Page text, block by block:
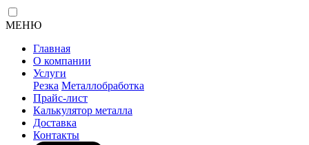
МЕНЮ
Главная
О компании
Услуги
Резка Металлобработка
Прайс-лист
Калькулятор металла
Доставка
Контакты